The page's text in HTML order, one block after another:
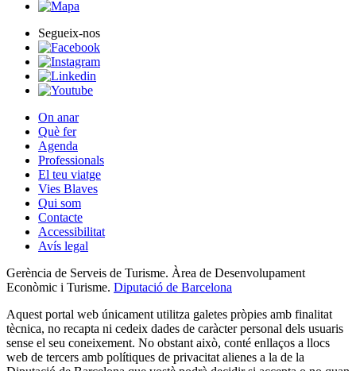
Segueix-nos
On anar
Què fer
Agenda
Professionals
El teu viatge
Vies Blaves
Qui som
Contacte
Accessibilitat
Avís legal
Gerència de Serveis de Turisme. Àrea de Desenvolupament
Econòmic i Turisme. Diputació de Barcelona
Aquest portal web únicament utilitza galetes pròpies amb finalitat
tècnica, no recapta ni cedeix dades de caràcter personal dels usuaris
sense el seu coneixement. No obstant això, conté enllaços a llocs
web de tercers amb polítiques de privacitat alienes a la de la